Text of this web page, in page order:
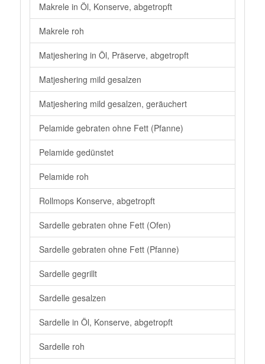
Makrele in Öl, Konserve, abgetropft
Makrele roh
Matjeshering in Öl, Präserve, abgetropft
Matjeshering mild gesalzen
Matjeshering mild gesalzen, geräuchert
Pelamide gebraten ohne Fett (Pfanne)
Pelamide gedünstet
Pelamide roh
Rollmops Konserve, abgetropft
Sardelle gebraten ohne Fett (Ofen)
Sardelle gebraten ohne Fett (Pfanne)
Sardelle gegrillt
Sardelle gesalzen
Sardelle in Öl, Konserve, abgetropft
Sardelle roh